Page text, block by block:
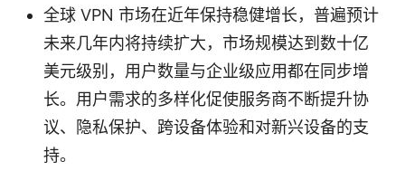
全球 VPN 市场在近年保持稳健增长，普遍预计
未来几年内将持续扩大，市场规模达到数十亿
美元级别，用户数量与企业级应用都在同步增
长。用户需求的多样化促使服务商不断提升协
议、隐私保护、跨设备体验和对新兴设备的支
持。